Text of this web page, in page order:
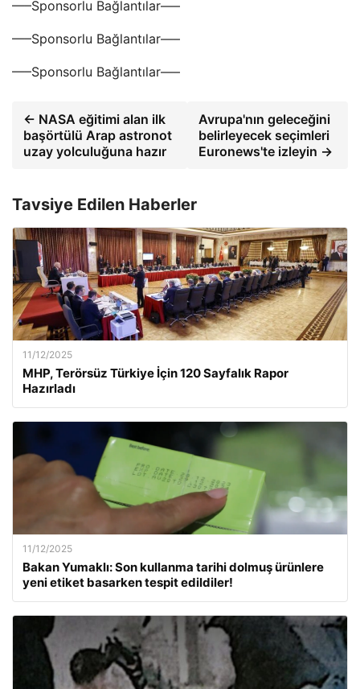
—–Sponsorlu Bağlantılar—–
—–Sponsorlu Bağlantılar—–
—–Sponsorlu Bağlantılar—–
← NASA eğitimi alan ilk
başörtülü Arap astronot
uzay yolculuğuna hazır
Avrupa'nın geleceğini
belirleyecek seçimleri
Euronews'te izleyin →
Tavsiye Edilen Haberler
11/12/2025
MHP, Terörsüz Türkiye İçin 120 Sayfalık Rapor
Hazırladı
11/12/2025
Bakan Yumaklı: Son kullanma tarihi dolmuş ürünlere
yeni etiket basarken tespit edildiler!